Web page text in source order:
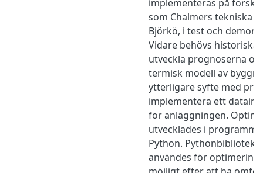
implementeras på
som Chalmers tekniska
Björkö, i test och
Vidare behövs historiska
utveckla prognoserna
termisk modell av
ytterligare syfte med
implementera ett
för anläggningen.
utvecklades i
Python.
användes för